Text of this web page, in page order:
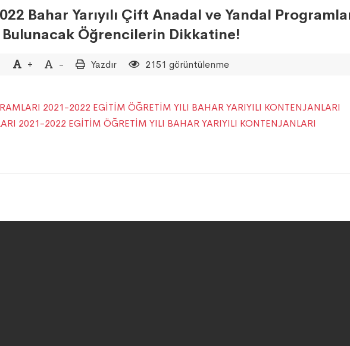
Bahar Yarıyılı Çift Anadal ve Yandal
Bulunacak Öğrencilerin Dikkatine!
+ - Yazdır 2151 görüntülenme
2021-2022 EGİTİM ÖĞRETİM YILI BAHAR YARIYILI KONTENJANLARI
2021-2022 EGİTİM ÖĞRETİM YILI BAHAR YARIYILI KONTENJANLARI